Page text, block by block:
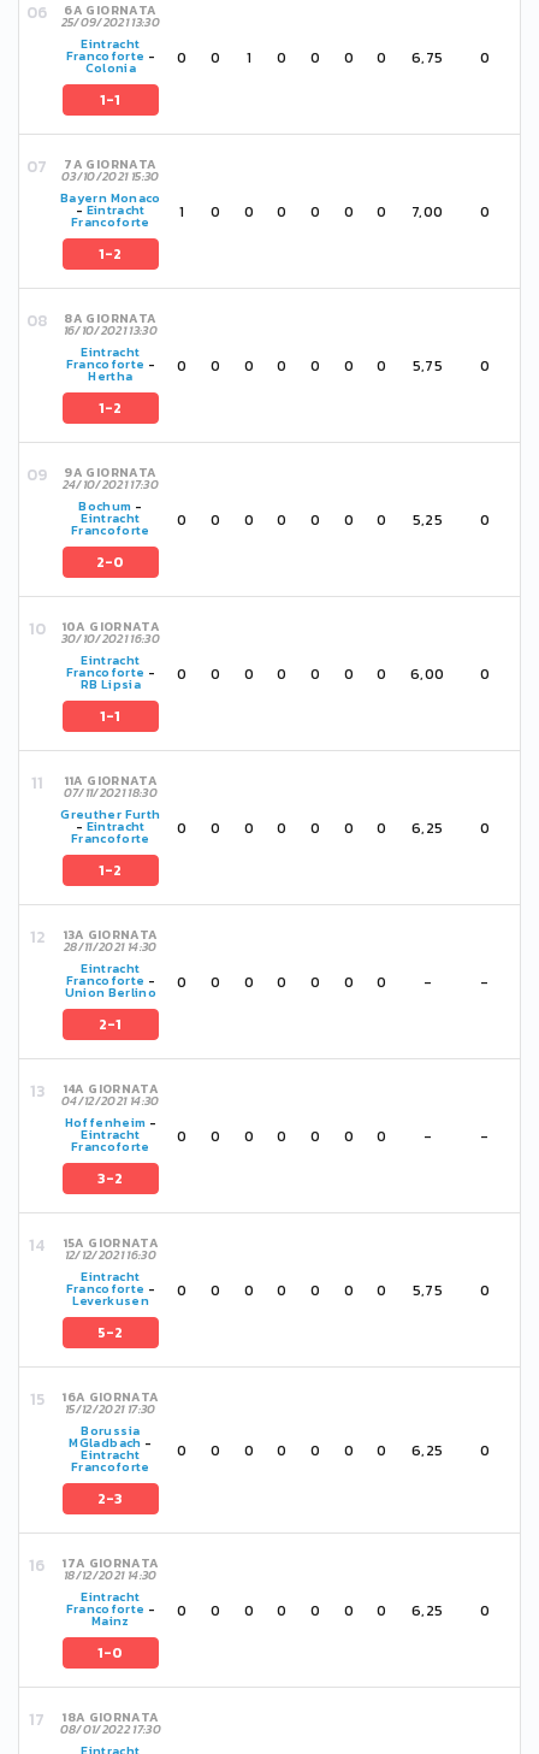
6A GIORNATA
25/09/2021 13:30
Eintracht
Francoforte -
Colonia
1-1
0 0 1 0 0 0 0 6,75 0
7A GIORNATA
03/10/2021 15:30
Bayern Monaco
- Eintracht
Francoforte
1-2
1 0 0 0 0 0 0 7,00 0
8A GIORNATA
16/10/2021 13:30
Eintracht
Francoforte -
Hertha
1-2
0 0 0 0 0 0 0 5,75 0
9A GIORNATA
24/10/2021 17:30
Bochum -
Eintracht
Francoforte
2-0
0 0 0 0 0 0 0 5,25 0
10A GIORNATA
30/10/2021 16:30
Eintracht
Francoforte -
RB Lipsia
1-1
0 0 0 0 0 0 0 6,00 0
11A GIORNATA
07/11/2021 18:30
Greuther Furth
- Eintracht
Francoforte
1-2
0 0 0 0 0 0 0 6,25 0
13A GIORNATA
28/11/2021 14:30
Eintracht
Francoforte -
Union Berlino
2-1
0 0 0 0 0 0 0 - -
14A GIORNATA
04/12/2021 14:30
Hoffenheim -
Eintracht
Francoforte
3-2
0 0 0 0 0 0 0 - -
15A GIORNATA
12/12/2021 16:30
Eintracht
Francoforte -
Leverkusen
5-2
0 0 0 0 0 0 0 5,75 0
16A GIORNATA
15/12/2021 17:30
Borussia
MGladbach -
Eintracht
Francoforte
2-3
0 0 0 0 0 0 0 6,25 0
17A GIORNATA
18/12/2021 14:30
Eintracht
Francoforte -
Mainz
1-0
0 0 0 0 0 0 0 6,25 0
18A GIORNATA
08/01/2022 17:30